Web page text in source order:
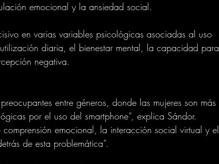
emocional y la ansiedad social.
en varias variables psicológicas asociadas al uso
diaria, el bienestar mental, la capacidad para
negativa.
entre géneros, donde las mujeres son más
por el uso del smartphone”, explica Sándor.
emocional, la interacción social virtual y el
de esta problemática”.